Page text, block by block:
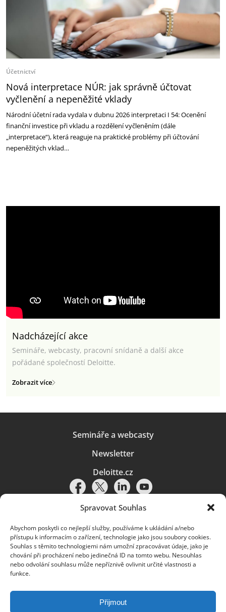
Spravovat Souhlas
Abychom poskytli co nejlepší služby, používáme k ukládání a/nebo
přístupu k informacím o zařízení, technologie jako jsou soubory cookies.
Souhlas s těmito technologiemi nám umožní zpracovávat údaje, jako je
chování při procházení nebo jedinečná ID na tomto webu. Nesouhlas
nebo odvolání souhlasu může nepříznivě ovlivnit určité vlastnosti a
funkce.
Přijmout
Účetnictví
Nová interpretace NÚR: jak správně účtovat
vyčlenění a nepeněžité vklady
Národní účetní rada vydala v dubnu 2026 interpretaci I 54: Ocenění
finanční investice při vkladu a rozdělení vyčleněním (dále
„interpretace“), která reaguje na praktické problémy při účtování
nepeněžitých vklad…
Nadcházející akce
Semináře, webcasty, pracovní snídaně a další akce
pořádané společností Deloitte.
Zobrazit více
Semináře a webcasty
Newsletter
Deloitte.cz
Pravidla používání|Ochrana osobních údajů|Soubory cookies |
Deloitte.cz
© 2026. Více informací najdete vPravidlech používání.
Deloitte označuje jednu či více společností globální sítě členských
a přidružené subjekty (souhrnně „organizace Deloitte“). Společnost DTTL
(rovněž označovaná jako „Deloitte Global“) a každá z jejích členských
společností a jejich přidružených subjektů je samostatným a nezávislým